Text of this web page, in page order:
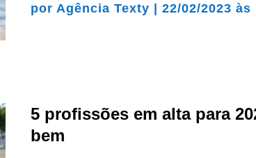
por Agência Texty |22/02/2023 às
5 profissões em alta para
bem